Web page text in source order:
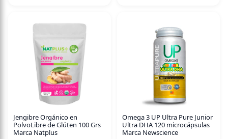
Jengibre Orgánico en
PolvoLibre de Glúten 100 Grs
Marca Natplus
Omega 3 UP Ultra Pure Junior
Ultra DHA 120 microcápsulas
Marca Newscience